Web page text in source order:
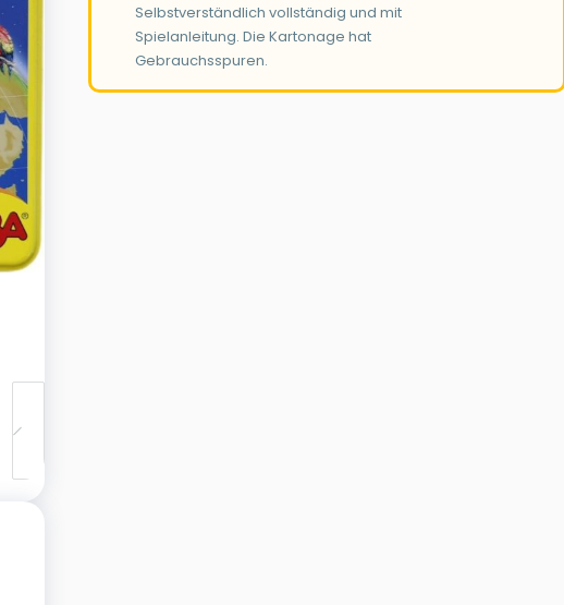
Selbstverständlich vollständig und mit
Spielanleitung. Die Kartonage hat
Gebrauchsspuren.